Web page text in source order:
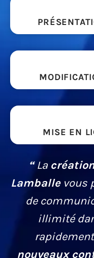
MISE EN
“La
Lamballevous
de
illimité
nouveaux